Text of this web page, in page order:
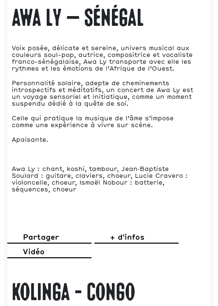
Awa Ly – Sénégal
Voix posée, délicate et sereine, univers musical aux
couleurs soul-pop, autrice, compositrice et vocaliste
franco-sénégalaise, Awa Ly transporte avec elle les
rythmes et les émotions de l’Afrique de l’Ouest.
Personnalité solaire, adepte de cheminements
introspectifs et méditatifs, un concert de Awa Ly est
un voyage sensoriel et initiatique, comme un moment
suspendu dédié à la quête de soi.
Celle qui pratique la musique de l’âme s’impose
comme une expérience à vivre sur scène.
Apaisante.
Awa Ly : chant, koshi, tambour, Jean‑Baptiste
Soulard : guitare, claviers, choeur, Lucie Cravero :
violoncelle, choeur, Ismaël Nobour : batterie,
séquences, choeur
Partager + d'infos
Vidéo
Kolinga - Congo